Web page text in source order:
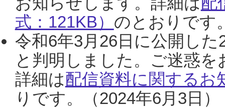
式：121KB） のとおりです
令和6年3月26日に公開し
と判明しました。ご迷惑
詳細は配信資料に関するお
りです。（2024年6月3日）